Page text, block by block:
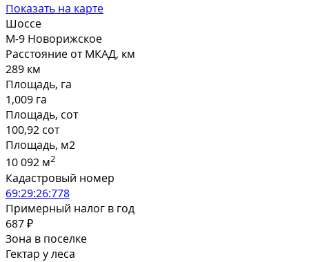
Показать на карте
Шоссе
М-9 Новорижское
Расстояние от МКАД, км
289 км
Площадь, га
1,009 га
Площадь, сот
100,92 сот
Площадь, м2
10 092 м2
Кадастровый номер
69:29:26:778
Примерный налог в год
687 ₽
Зона в поселке
Гектар у леса